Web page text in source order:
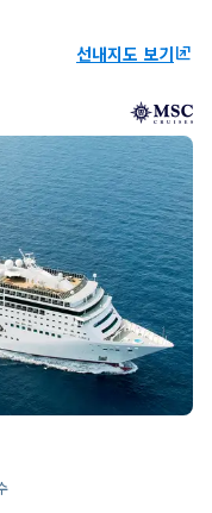
선내지도 보기ungroup